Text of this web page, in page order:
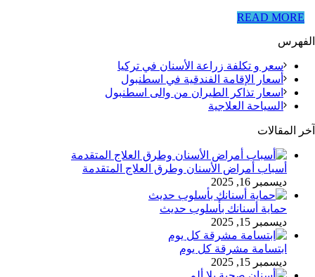
READ MORE
الفهرس
سعر و تكلفة زراعة الأسنان في تركيا
أسعار الإقامة الفندقية في اسطنبول
اسعار تذاكر الطيران من والى اسطنبول
السياحة العلاجية
آخر المقالات
أسباب أمراض الأسنان وطرق العلاج المتقدمة
ديسمبر 16, 2025
حماية أسنانك بأسلوب حديث
ديسمبر 15, 2025
ابتسامة مشرقة كل يوم
ديسمبر 15, 2025